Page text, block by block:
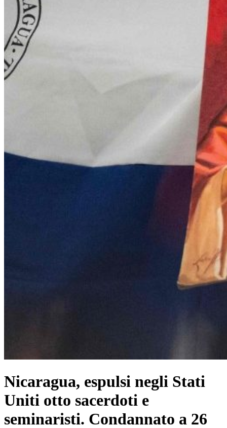
Nicaragua, espulsi negli Stati
Uniti otto sacerdoti e
seminaristi. Condannato a 26